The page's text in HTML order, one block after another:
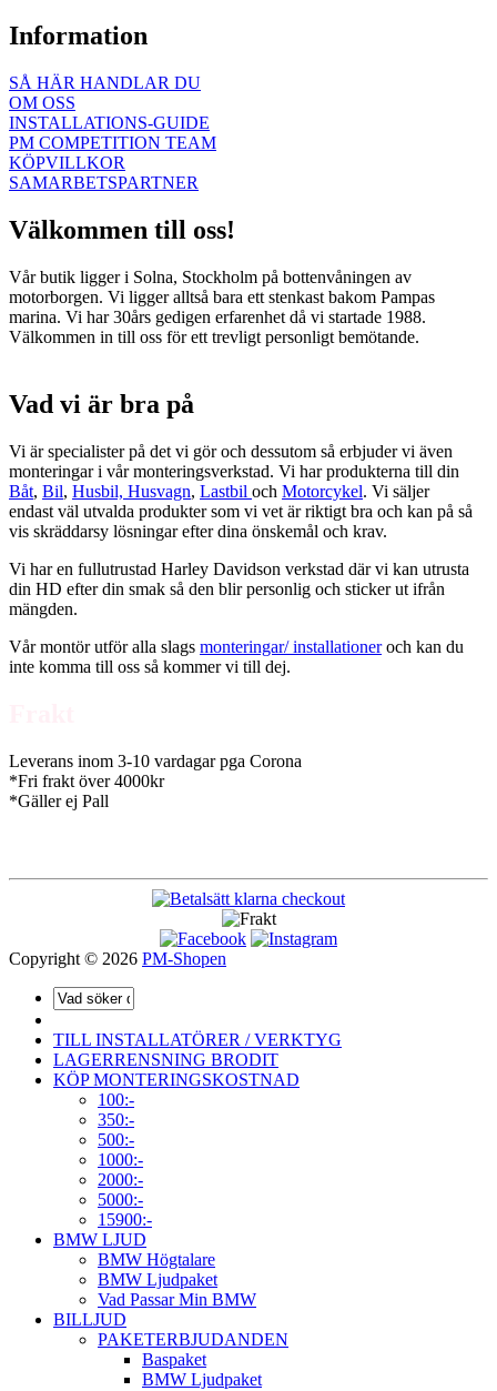
Information
SÅ HÄR HANDLAR DU
OM OSS
INSTALLATIONS-GUIDE
PM COMPETITION TEAM
KÖPVILLKOR
SAMARBETSPARTNER
Välkommen till oss!
Vår butik ligger i Solna, Stockholm på bottenvåningen av
motorborgen. Vi ligger alltså bara ett stenkast bakom Pampas
marina. Vi har 30års gedigen erfarenhet då vi startade 1988.
Välkommen in till oss för ett trevligt personligt bemötande.
Vad vi är bra på
Vi är specialister på det vi gör och dessutom så erbjuder vi även
monteringar i vår monteringsverkstad. Vi har produkterna till din
Båt, Bil, Husbil, Husvagn, Lastbil och Motorcykel. Vi säljer
endast väl utvalda produkter som vi vet är riktigt bra och kan på så
vis skräddarsy lösningar efter dina önskemål och krav.
Vi har en fullutrustad Harley Davidson verkstad där vi kan utrusta
din HD efter din smak så den blir personlig och sticker ut ifrån
mängden.
Vår montör utför alla slags monteringar/ installationeroch kan du
inte komma till oss så kommer vi till dej.
Leverans inom 3-10 vardagar pga Corona
*Fri frakt över 4000kr
*Gäller ej Pall
Copyright © 2026 PM-Shopen
TILL INSTALLATÖRER / VERKTYG
LAGERRENSNING BRODIT
KÖP MONTERINGSKOSTNAD
100:-
350:-
500:-
1000:-
2000:-
5000:-
15900:-
BMW LJUD
BMW Högtalare
BMW Ljudpaket
Vad Passar Min BMW
BILLJUD
PAKETERBJUDANDEN
Baspaket
BMW Ljudpaket